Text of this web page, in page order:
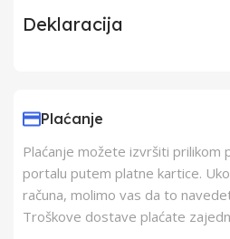
Deklaracija
Proizvođač
Plaćanje
Plaćanje možete izvršiti prilikom
portalu putem platne kartice.
računa, molimo vas da to
Troškove dostave plaćate